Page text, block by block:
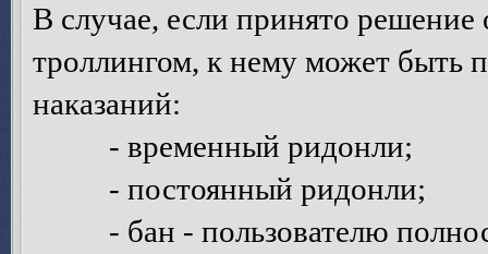
В случае, если принято решение
троллингом, к нему может быть
наказаний:
- временный ридонли;
- постоянный ридонли;
- бан - пользователю